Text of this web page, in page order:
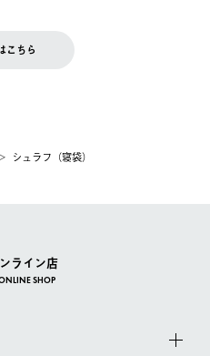
、お客様ご負担とさせていただ
ご希望商品を再注文してくだ
員マイページ内 購入履歴画面に
こちら
シュラフ（寝袋）
ライン店
SHOP